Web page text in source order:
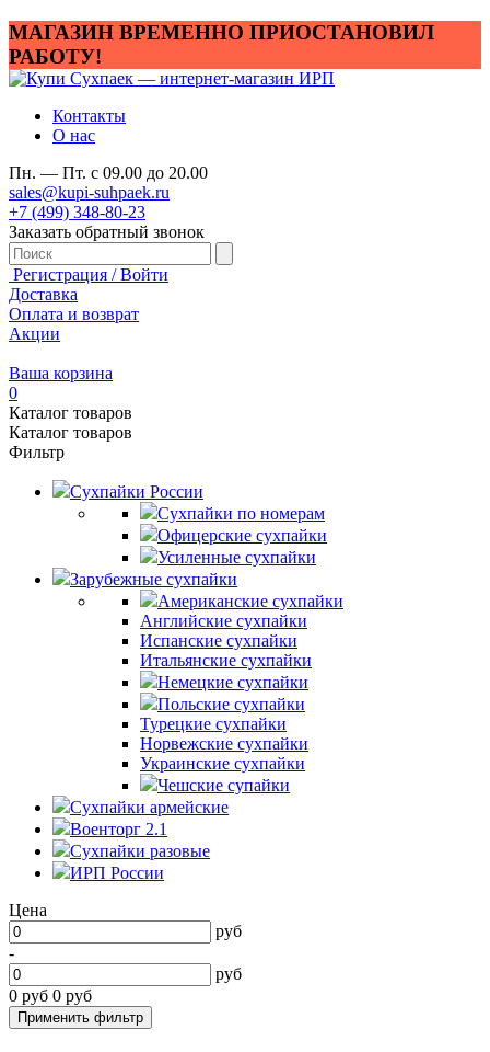
МАГАЗИН ВРЕМЕННО ПРИОСТАНОВИЛ
РАБОТУ!
Контакты
О нас
Пн. — Пт. с 09.00 до 20.00
sales@kupi-suhpaek.ru
+7 (499) 348-80-23
Заказать обратный звонок
Регистрация / Войти
Доставка
Оплата и возврат
Акции
Ваша корзина
0
Каталог товаров
Каталог товаров
Фильтр
Сухпайки России
Сухпайки по номерам
Офицерские сухпайки
Усиленные сухпайки
Зарубежные сухпайки
Американские сухпайки
Английские сухпайки
Испанские сухпайки
Итальянские сухпайки
Немецкие сухпайки
Польские сухпайки
Турецкие сухпайки
Норвежские сухпайки
Украинские сухпайки
Чешские супайки
Сухпайки армейские
Военторг 2.1
Сухпайки разовые
ИРП России
Цена
руб
-
руб
0 руб 0 руб
Применить фильтр